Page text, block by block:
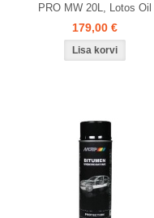
PRO MW 20L, Lotos Oil
179,00 €